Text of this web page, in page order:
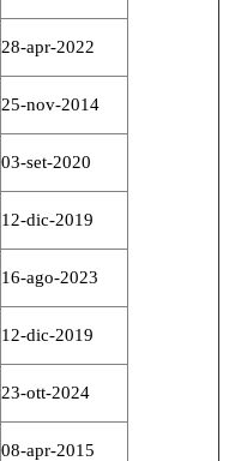
28-apr-2022
25-nov-2014
03-set-2020
12-dic-2019
16-ago-2023
12-dic-2019
23-ott-2024
08-apr-2015